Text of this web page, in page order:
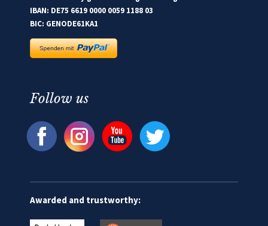
IBAN: DE75 6619 0000 0059 1188 03
BIC: GENODE61KA1
Follow us
Awarded and trustworthy: